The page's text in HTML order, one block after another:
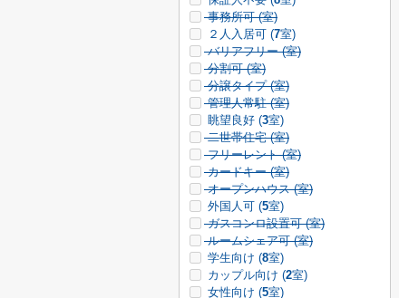
事務所可 (室)
２人入居可 (7室)
バリアフリー (室)
分割可 (室)
分譲タイプ (室)
管理人常駐 (室)
眺望良好 (3室)
二世帯住宅 (室)
フリーレント (室)
カードキー (室)
オープンハウス (室)
外国人可 (5室)
ガスコンロ設置可 (室)
ルームシェア可 (室)
学生向け (8室)
カップル向け (2室)
女性向け (5室)